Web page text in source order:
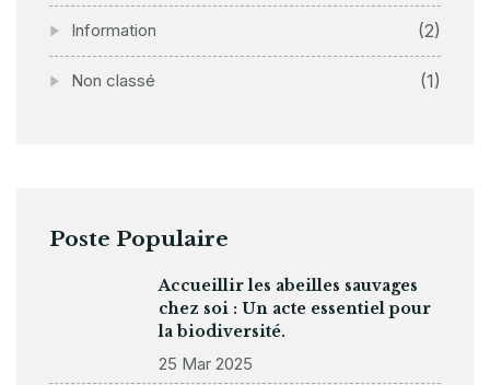
Information (2)
Non classé (1)
Poste Populaire
Accueillir les abeilles sauvages
chez soi : Un acte essentiel pour
la biodiversité.
25 Mar 2025